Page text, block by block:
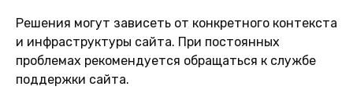
Решения могут зависеть от конкретного контекста
и инфраструктуры сайта. При постоянных
проблемах рекомендуется обращаться к службе
поддержки сайта.